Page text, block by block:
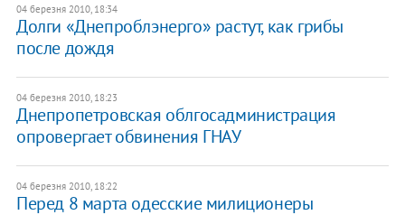
04 березня 2010, 18:34
Долги «Днепроблэнерго» растут, как грибы
после дождя
04 березня 2010, 18:23
Днепропетровская облгосадминистрация
опровергает обвинения ГНАУ
04 березня 2010, 18:22
Перед 8 марта одесские милиционеры